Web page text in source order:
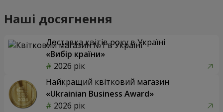
Наші досягнення
Доставка квітів року в Україні
«Вибір країни»
2026 рік
Найкращий квітковий магазин
«Ukrainian Business Award»
2026 рік